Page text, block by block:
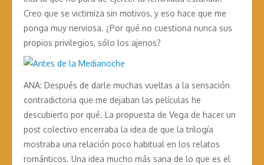
Creo que se victimiza sin motivos, y eso hace que me
ponga muy nerviosa. ¿Por qué no cuestiona nunca sus
propios privilegios, sólo los ajenos?
ANA: Después de darle muchas vueltas a la sensación
contradictoria que me dejaban las películas he
descubierto por qué. La propuesta de Vega de hacer un
post colectivo encerraba la idea de que la trilogía
mostraba una relación poco habitual en los relatos
románticos. Una idea mucho más sana de lo que es el